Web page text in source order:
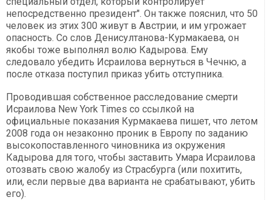
непосредственно президент". Он также пояснил, что 50
человек из этих 300 живут в Австрии, и им угрожает
опасность. Со слов Денисултанова-Курмакаева, он
якобы тоже выполнял волю Кадырова. Ему
следовало убедить Исраилова вернуться в Чечню, а
после отказа поступил приказ убить отступника.
Проводившая собственное расследование смерти
Исраилова New York Times со ссылкой на
официальные показания Курмакаева пишет, что летом
2008 года он незаконно проник в Европу по заданию
высокопоставленного чиновника из окружения
Кадырова для того, чтобы заставить Умара Исраилова
отозвать свою жалобу из Страсбурга (или похитить,
или, если первые два варианта не срабатывают, убить
его).